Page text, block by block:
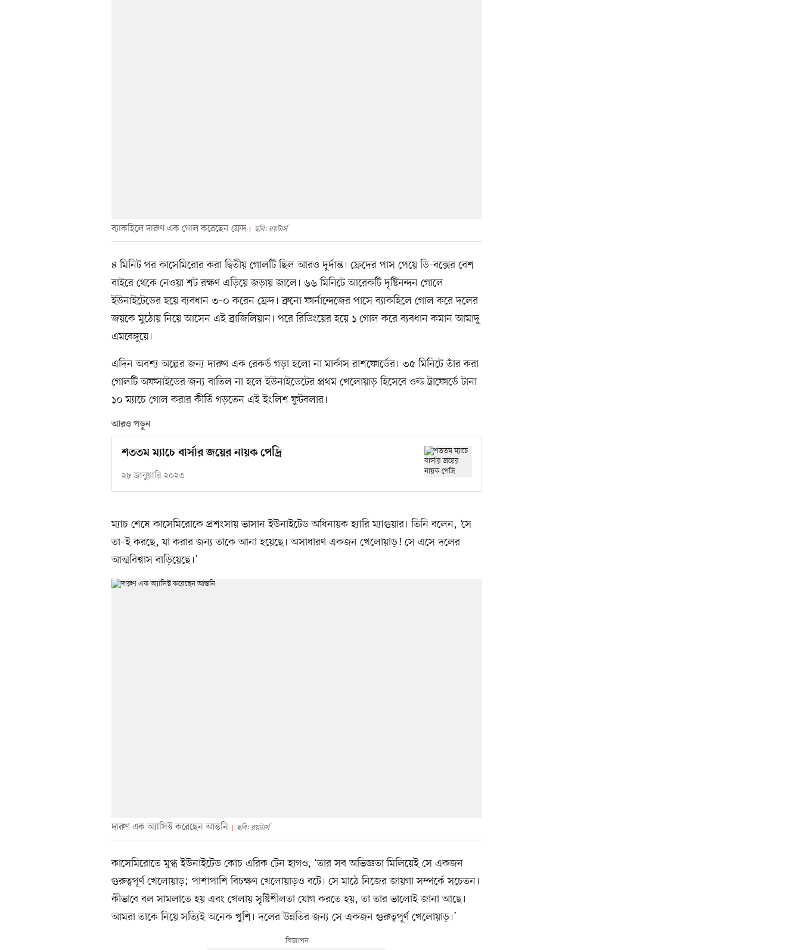
ব্যাকহিলে দারুণ এক গোল করেছেন ফ্রেদ ছবি: রয়টার্স
৪ মিনিট পর কাসেমিরোর করা দ্বিতীয় গোলটি ছিল আরও দুর্দান্ত। ফ্রেদের পাস পেয়ে ডি-বক্সের বেশ
বাইরে থেকে নেওয়া শট রক্ষণ এড়িয়ে জড়ায় জালে। ৬৬ মিনিটে আরেকটি দৃষ্টিনন্দন গোলে
ইউনাইটেডের হয়ে ব্যবধান ৩-০ করেন ফ্রেদ। ব্রুনো ফার্নান্দেজের পাসে ব্যাকহিলে গোল করে দলের
জয়কে মুঠোয় নিয়ে আসেন এই ব্রাজিলিয়ান। পরে রিডিংয়ের হয়ে ১ গোল করে ব্যবধান কমান আমাদু
এমবেঙ্গুয়ে।
এদিন অবশ্য অল্পের জন্য দারুণ এক রেকর্ড গড়া হলো না মার্কাস রাশফোর্ডের। ৩৫ মিনিটে তাঁর করা
গোলটি অফসাইডের জন্য বাতিল না হলে ইউনাইডেটের প্রথম খেলোয়াড় হিসেবে ওল্ড ট্রাফোর্ডে টানা
১০ ম্যাচে গোল করার কীর্তি গড়তেন এই ইংলিশ ফুটবলার।
আরও পড়ুন
শততম ম্যাচে বার্সার জয়ের নায়ক পেদ্রি
২৮ জানুয়ারি ২০২৩
ম্যাচ শেষে কাসেমিরোকে প্রশংসায় ভাসান ইউনাইটেড অধিনায়ক হ্যারি ম্যাগুয়ার। তিনি বলেন, ‘সে
তা–ই করছে, যা করার জন্য তাকে আনা হয়েছে। অসাধারণ একজন খেলোয়াড়! সে এসে দলের
আত্মবিশ্বাস বাড়িয়েছে।’
দারুণ এক অ্যাসিস্ট করেছেন আন্তনি ছবি: রয়টার্স
কাসেমিরোতে মুগ্ধ ইউনাইটেড কোচ এরিক টেন হাগও, ‘তার সব অভিজ্ঞতা মিলিয়েই সে একজন
গুরুত্বপূর্ণ খেলোয়াড়; পাশাপাশি বিচক্ষণ খেলোয়াড়ও বটে। সে মাঠে নিজের জায়গা সম্পর্কে সচেতন।
কীভাবে বল সামলাতে হয় এবং খেলায় সৃষ্টিশীলতা যোগ করতে হয়, তা তার ভালোই জানা আছে।
আমরা তাকে নিয়ে সত্যিই অনেক খুশি। দলের উন্নতির জন্য সে একজন গুরুত্বপূর্ণ খেলোয়াড়।’